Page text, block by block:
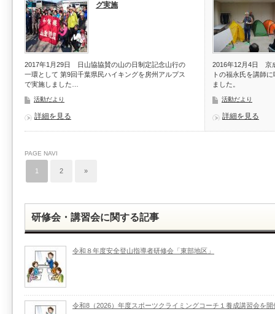
グ実施
2017年1月29日 日山協協賛の山の日制定記念山行の
一環として 第9回千葉県民ハイキングを房州アルプス
で実施しました…
活動だより
詳細を見る
2016年12月4日 京
トの福永氏を講師
ました。
活動だより
詳細を見る
PAGE NAVI
1 2 »
研修会・講習会に関する記事
令和８年度安全登山指導者研修会「東部地区」
令和8（2026）年度スポーツクライミングコーチ１養成講習会を開